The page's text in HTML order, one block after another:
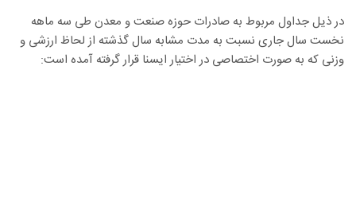
در ذیل جداول مربوط به صادرات حوزه صنعت و معدن طی سه ماهه
نخست سال جاری نسبت به مدت مشابه سال گذشته از لحاظ ارزشی و
وزنی که به صورت اختصاصی در اختیار ایسنا قرار گرفته آمده است: